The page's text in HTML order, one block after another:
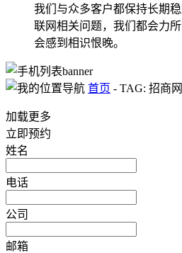
我们与众多客户都保持长期
联网相关问题，我们都会力
会感到相识恨晚。
首页 - TAG: 招商网
加载更多
立即预约
姓名
电话
公司
邮箱